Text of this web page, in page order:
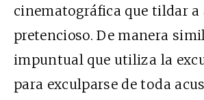
cinematográfica que tildar a
pretencioso. De manera
impuntual que utiliza la
para exculparse de toda